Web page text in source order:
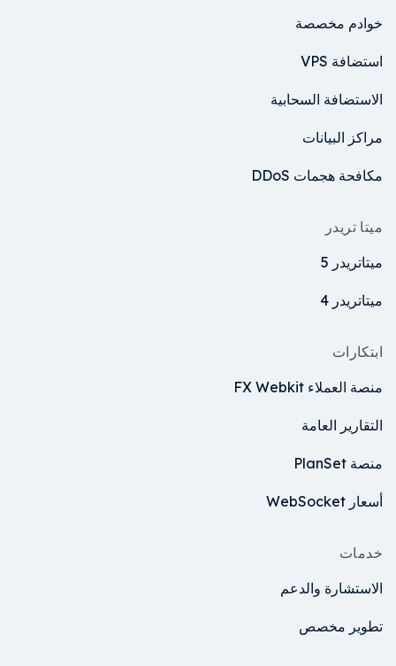
خوادم مخصصة
استضافة VPS
الاستضافة السحابية
مراكز البيانات
مكافحة هجمات DDoS
ميتا تريدر
ميتاتريدر 5
ميتاتريدر 4
ابتكارات
منصة العملاء FX Webkit
التقارير العامة
منصة PlanSet
أسعار WebSocket
خدمات
الاستشارة والدعم
تطوير مخصص